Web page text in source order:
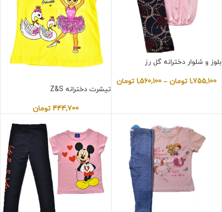
بلوز و شلوار دخترانه گل رز
1,755,100 تومان –
1,560,100 تومان
تیشرت دخترانه Z&S
444,700 تومان